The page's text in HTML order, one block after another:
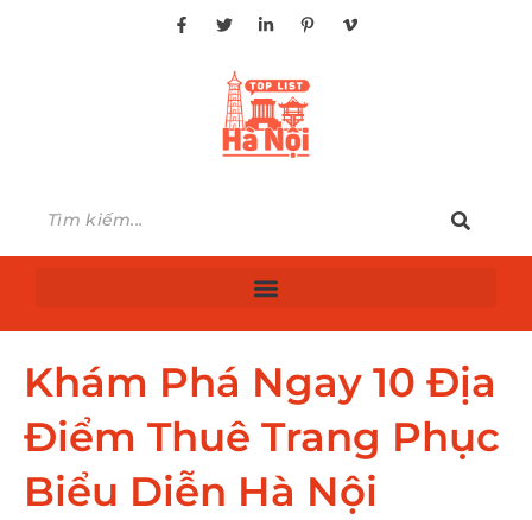
Khám Phá Ngay 10 Địa
Điểm Thuê Trang Phục
Biểu Diễn Hà Nội